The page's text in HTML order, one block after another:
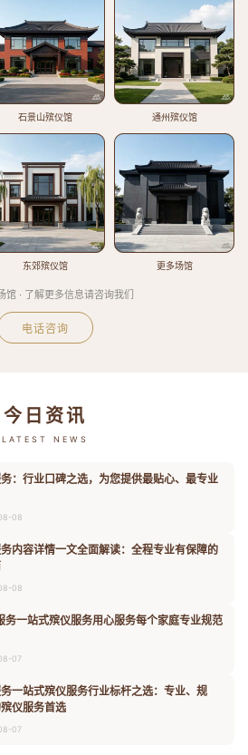
石景山殡仪馆 通州殡仪馆
东郊殡仪馆 更多场馆
馆 · 了解更多信息请咨询我们
电话咨询
今日资讯
LATEST NEWS
：行业口碑之选，为您提供最贴心、最专业
08
内容详情一文全面解读：全程专业有保障的
08
务一站式殡仪服务用心服务每个家庭专业规范
07
一站式殡仪服务行业标杆之选：专业、规
仪服务首选
07